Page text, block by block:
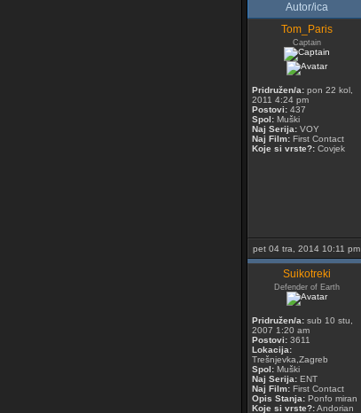
Autor/ica
Tom_Paris
Captain
Pridružen/a: pon 22 kol,
2011 4:24 pm
Postovi: 437
Spol: Muški
Naj Serija: VOY
Naj Film: First Contact
Koje si vrste?: Covjek
pet 04 tra, 2014 10:11 pm
Suikotreki
Defender of Earth
Pridružen/a: sub 10 stu,
2007 1:20 am
Postovi: 3611
Lokacija:
Trešnjevka,Zagreb
Spol: Muški
Naj Serija: ENT
Naj Film: First Contact
Opis Stanja: Ponfo miran
Koje si vrste?:Andorian